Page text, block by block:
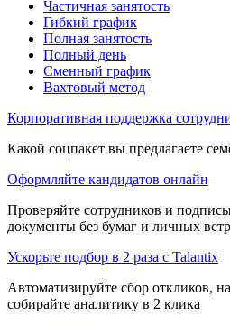
Частичная занятость
Гибкий график
Полная занятость
Полный день
Сменный график
Вахтовый метод
Корпоративная поддержка
Какой соцпакет вы предлагаете
Оформляйте кандидатов онлайн
Проверяйте сотрудников и
документы без бумаг и личных
Ускорьте подбор в 2 раза с Talantix
Автоматизируйте сбор откликов,
собирайте аналитику в 2 клика